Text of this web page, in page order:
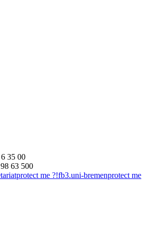
35 00
63 500
protect me ?!fb3.uni-bremenprotect me